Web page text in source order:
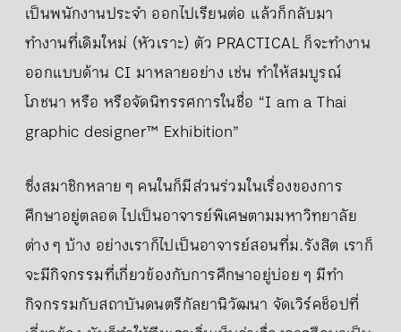
เป็นพนักงานประจำ ออกไปเรียนต่อ แล้วก็กลับมา
ทำงานที่เดิมใหม่ (หัวเราะ) ตัว PRACTICAL ก็จะทำงาน
ออกแบบด้าน CI มาหลายอย่าง เช่น ทำให้สมบูรณ์
โภชนา หรือ หรือจัดนิทรรศการในชื่อ “I am a Thai
graphic designer™ Exhibition”
ซึ่งสมาชิกหลาย ๆ คนในก็มีส่วนร่วมในเรื่องของการ
ศึกษาอยู่ตลอด ไปเป็นอาจารย์พิเศษตามมหาวิทยาลัย
ต่าง ๆ บ้าง อย่างเราก็ไปเป็นอาจารย์สอนที่ม.รังสิต เราก็
จะมีกิจกรรมที่เกี่ยวข้องกับการศึกษาอยู่บ่อย ๆ มีทำ
กิจกรรมกับสถาบันดนตรีกัลยานิวัฒนา จัดเวิร์คช็อปที่